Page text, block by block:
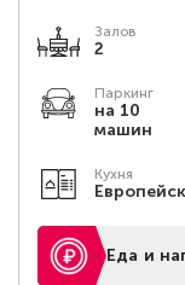
Залов
2
Паркинг
на 10
машин
Кухня
Еда и